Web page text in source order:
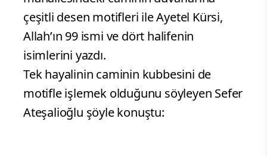
çeşitli desen motifleri ile Ayetel Kürsi,
Allah’ın 99 ismi ve dört halifenin
isimlerini yazdı.
Tek hayalinin caminin kubbesini de
motifle işlemek olduğunu söyleyen Sefer
Ateşalioğlu şöyle konuştu: